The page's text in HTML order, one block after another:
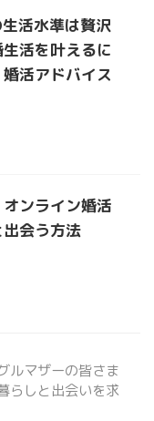
活水準は贅沢
活を叶えるに
活アドバイス
ンライン婚活
会う方法
ルマザーの皆さま
らしと出会いを求